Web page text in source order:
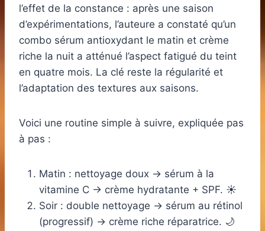
l’effet de la constance : après une saison
d’expérimentations, l’auteure a constaté qu’un
combo sérum antioxydant le matin et crème
riche la nuit a atténué l’aspect fatigué du teint
en quatre mois. La clé reste la régularité et
l’adaptation des textures aux saisons.
Voici une routine simple à suivre, expliquée pas
à pas :
Matin : nettoyage doux → sérum à la
vitamine C → crème hydratante + SPF. ☀️
Soir : double nettoyage → sérum au rétinol
(progressif) → crème riche réparatrice. 🌙